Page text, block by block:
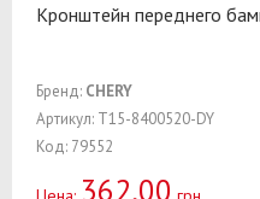
Кронштейн переднего
Бренд: CHERY
Артикул: T15-8400520-DY
Код: 79552
362,00